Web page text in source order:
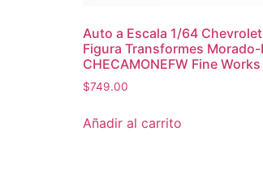
Auto a Escala 1/64
Figura Transformes
CHECAMONEFW Fine
$749.00
Añadir al carrito